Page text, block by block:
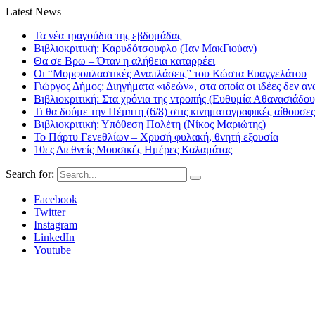
Latest News
Τα νέα τραγούδια της εβδομάδας
Βιβλιοκριτική: Καρυδότσουφλο (Ίαν ΜακΓιούαν)
Θα σε Βρω – Όταν η αλήθεια καταρρέει
Οι “Μορφοπλαστικές Αναπλάσεις” του Κώστα Ευαγγελάτου
Γιώργος Δήμος: Διηγήματα «ιδεών», στα οποία οι ιδέες δεν
Βιβλιοκριτική: Στα χρόνια της ντροπής (Ευθυμία
Τι θα δούμε την Πέμπτη (6/8) στις κινηματογραφικές αίθουσες
Βιβλιοκριτική: Υπόθεση Πολέτη (Νίκος Μαριώτης)
Το Πάρτυ Γενεθλίων – Χρυσή φυλακή, θνητή εξουσία
10ες Διεθνείς Μουσικές Ημέρες Καλαμάτας
Search for:
Facebook
Twitter
Instagram
LinkedIn
Youtube